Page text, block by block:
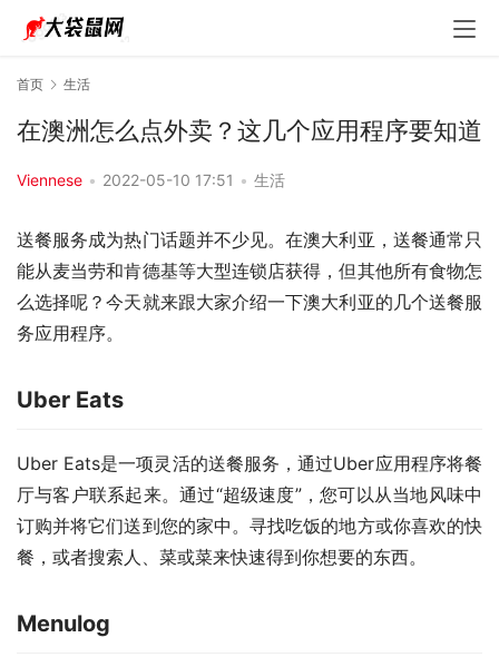
首页 生活
在澳洲怎么点外卖？这几个应用程序要知道
Viennese • 2022-05-10 17:51 • 生活
送餐服务成为热门话题并不少见。在澳大利亚，送餐通常只
能从麦当劳和肯德基等大型连锁店获得，但其他所有食物怎
么选择呢？今天就来跟大家介绍一下澳大利亚的几个送餐服
务应用程序。
Uber Eats
Uber Eats是一项灵活的送餐服务，通过Uber应用程序将餐
厅与客户联系起来。通过“超级速度”，您可以从当地风味中
订购并将它们送到您的家中。寻找吃饭的地方或你喜欢的快
餐，或者搜索人、菜或菜来快速得到你想要的东西。
Menulog